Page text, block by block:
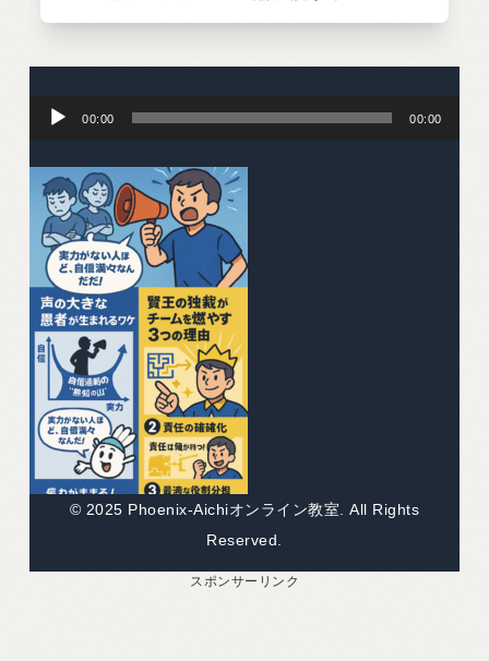
声
00:00 00:00
© 2025 Phoenix-Aichiオンライン教室. All Rights
Reserved.
スポンサーリンク